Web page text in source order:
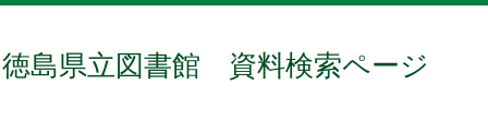
徳島県立図書館 資料検索ページ